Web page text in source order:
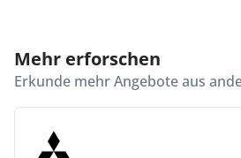
Mehr erforschen
Erkunde mehr Angebote aus